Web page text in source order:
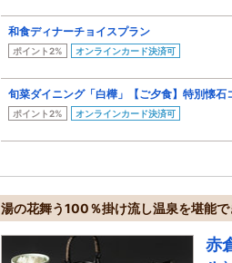
和食ディナーチョイスプラン
ポイント2% オンラインカード決済可
旬菜ダイニング「白樺」【ご夕食】特別懐石
ポイント2% オンラインカード決済可
湯の花舞う100％掛け流し温泉を堪能
赤